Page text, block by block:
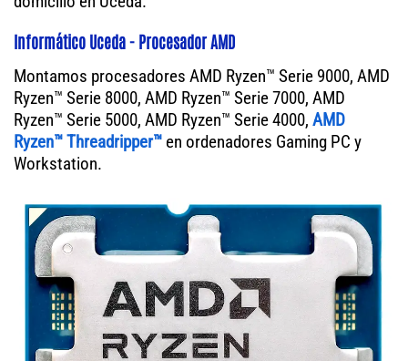
Informático Uceda - Procesador AMD
Montamos procesadores AMD Ryzen™ Serie 9000, AMD
Ryzen™ Serie 8000, AMD Ryzen™ Serie 7000, AMD
Ryzen™ Serie 5000, AMD Ryzen™ Serie 4000, AMD
Ryzen™ Threadripper™ en ordenadores Gaming PC y
Workstation.